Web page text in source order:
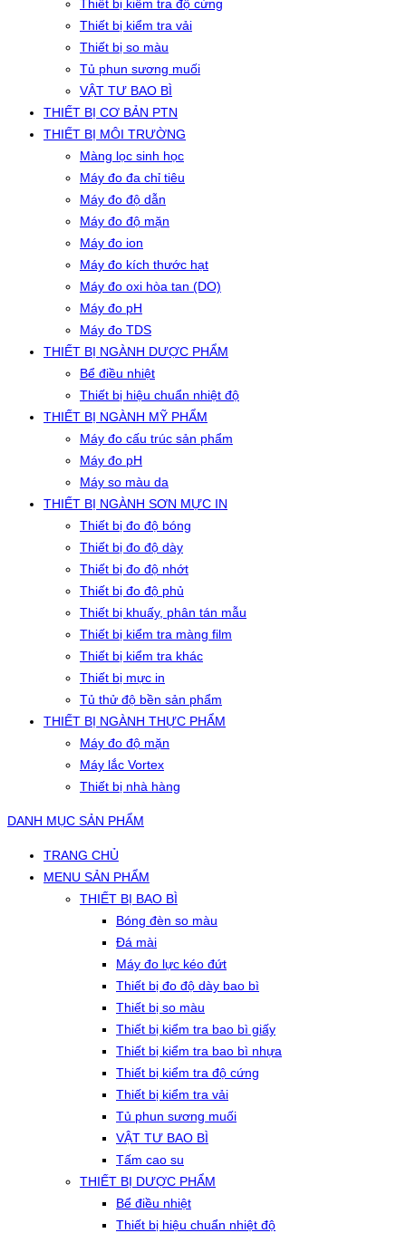
Thiết bị kiểm tra độ cứng
Thiết bị kiểm tra vải
Thiết bị so màu
Tủ phun sương muối
VẬT TƯ BAO BÌ
THIẾT BỊ CƠ BẢN PTN
THIẾT BỊ MÔI TRƯỜNG
Màng lọc sinh học
Máy đo đa chỉ tiêu
Máy đo độ dẫn
Máy đo độ mặn
Máy đo ion
Máy đo kích thước hạt
Máy đo oxi hòa tan (DO)
Máy đo pH
Máy đo TDS
THIẾT BỊ NGÀNH DƯỢC PHẨM
Bể điều nhiệt
Thiết bị hiệu chuẩn nhiệt độ
THIẾT BỊ NGÀNH MỸ PHẨM
Máy đo cấu trúc sản phẩm
Máy đo pH
Máy so màu da
THIẾT BỊ NGÀNH SƠN MỰC IN
Thiết bị đo độ bóng
Thiết bị đo độ dày
Thiết bị đo độ nhớt
Thiết bị đo độ phủ
Thiết bị khuấy, phân tán mẫu
Thiết bị kiểm tra màng film
Thiết bị kiểm tra khác
Thiết bị mực in
Tủ thử độ bền sản phẩm
THIẾT BỊ NGÀNH THỰC PHẨM
Máy đo độ mặn
Máy lắc Vortex
Thiết bị nhà hàng
DANH MỤC SẢN PHẨM
TRANG CHỦ
MENU SẢN PHẨM
THIẾT BỊ BAO BÌ
Bóng đèn so màu
Đá mài
Máy đo lực kéo đứt
Thiết bị đo độ dày bao bì
Thiết bị so màu
Thiết bị kiểm tra bao bì giấy
Thiết bị kiểm tra bao bì nhựa
Thiết bị kiểm tra độ cứng
Thiết bị kiểm tra vải
Tủ phun sương muối
VẬT TƯ BAO BÌ
Tấm cao su
THIẾT BỊ DƯỢC PHẨM
Bể điều nhiệt
Thiết bị hiệu chuẩn nhiệt độ